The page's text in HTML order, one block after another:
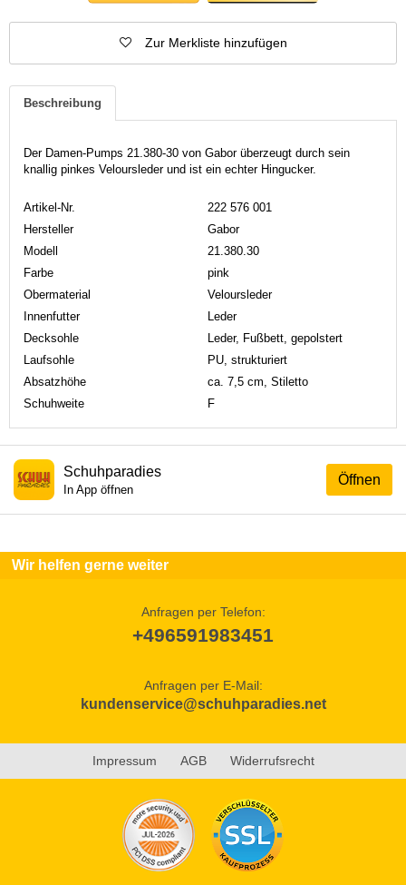
Zur Merkliste hinzufügen
Beschreibung
Der Damen-Pumps 21.380-30 von Gabor überzeugt durch sein
knallig pinkes Veloursleder und ist ein echter Hingucker.
Artikel-Nr.
222 576 001
Hersteller
Gabor
Modell
21.380.30
Farbe
pink
Obermaterial
Veloursleder
Innenfutter
Leder
Decksohle
Leder, Fußbett, gepolstert
Laufsohle
PU, strukturiert
Absatzhöhe
ca. 7,5 cm, Stiletto
Schuhweite
F
Öffnen
Schuhparadies
In App öffnen
Wir helfen gerne weiter
Anfragen per Telefon:
+496591983451
Anfragen per E-Mail:
kundenservice@schuhparadies.net
Impressum AGB Widerrufsrecht